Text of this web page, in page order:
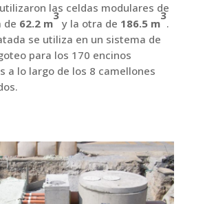
las celdas modulares de
de 62.2 m
3
y la otra de 186.5 m
3
.
se utiliza en un sistema de
para los 170 encinos
a lo largo de los 8 camellones